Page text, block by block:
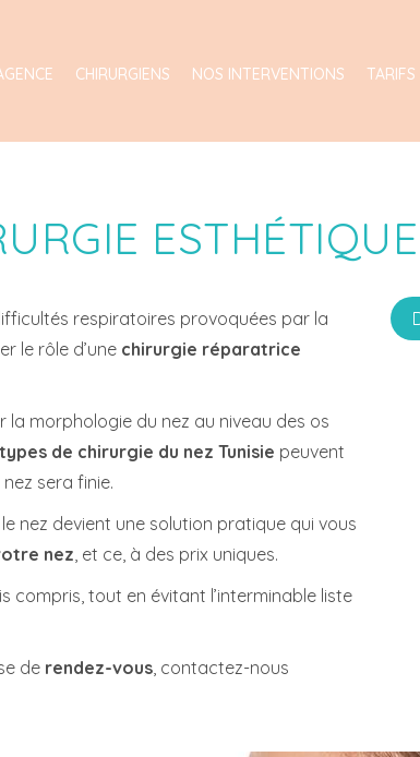
CHIRURGIENS NOS INTERVENTIONS TARIFS
respiratoires provoquées par la
le rôle d’une chirurgie réparatrice
morphologie du nez au niveau des os
de chirurgie du nez Tunisie peuvent
sera finie.
nez devient une solution pratique qui vous
nez, et ce, à des prix uniques.
compris, tout en évitant l’interminable liste
de rendez-vous, contactez-nous